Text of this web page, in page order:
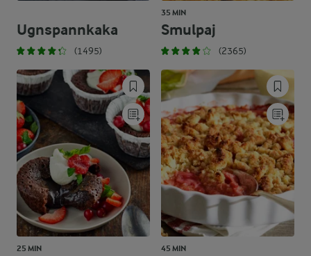
Ugnspannkaka
(1495)
35 MIN
Smulpaj
(2365)
25 MIN 45 MIN